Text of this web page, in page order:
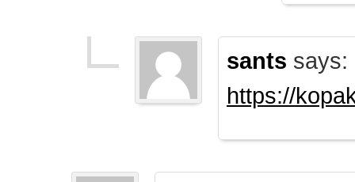
sants says:
https://